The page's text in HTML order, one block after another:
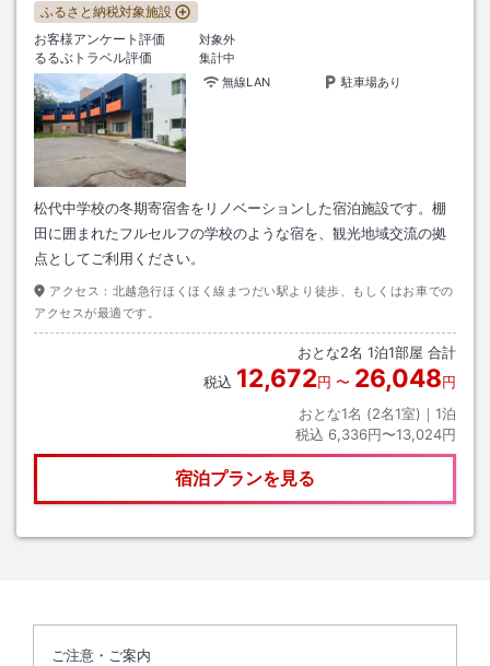
ふるさと納税対象施設
お客様アンケート評価
対象外
るるぶトラベル評価
集計中
無線LAN
駐車場あり
松代中学校の冬期寄宿舎をリノベーションした宿泊施設です。棚
田に囲まれたフルセルフの学校のような宿を、観光地域交流の拠
点としてご利用ください。
アクセス： 北越急行ほくほく線まつだい駅より徒歩、もしくはお車での
アクセスが最適です。
おとな2名 1泊1部屋 合計
税込 12,672円 〜 26,048円
おとな1名 (2名1室)｜ 1泊
税込 6,336円〜13,024円
宿泊プランを見る
ご注意・ご案内